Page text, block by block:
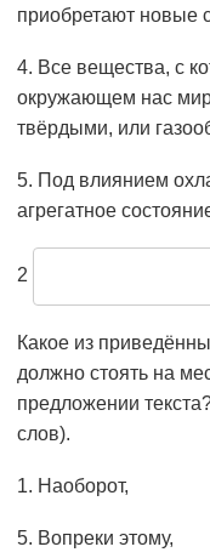
приобретают новые
4. Все вещества, с
окружающем нас
твёрдыми, или
5. Под влиянием
агрегатное
2
Какое из
должно стоять на
предложении
слов).
1. Наоборот,
5. Вопреки этому,